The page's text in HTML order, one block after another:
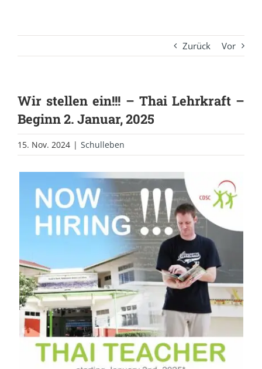
Zurück Vor
Wir stellen ein!!! – Thai Lehrkraft –
Beginn 2. Januar, 2025
15. Nov. 2024 | Schulleben